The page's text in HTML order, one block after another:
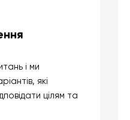
і ми
які
цілям та